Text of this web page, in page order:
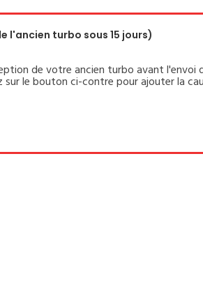
l'ancien turbo sous 15 jours)
de votre ancien turbo avant l'envoi
sur le bouton ci-contre pour ajouter la